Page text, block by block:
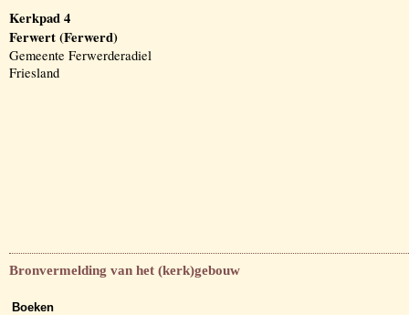
Kerkpad 4
Ferwert (Ferwerd)
Gemeente Ferwerderadiel
Friesland
Bronvermelding van het (kerk)gebouw
Boeken